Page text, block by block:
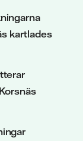
kartlades